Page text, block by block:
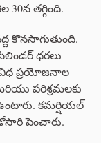
తగ్గింది.
కొనసాగుతుంది.
ధరలు
ప్రయోజనాల
పరిశ్రమలకు
కమర్షియల్
పెంచారు.